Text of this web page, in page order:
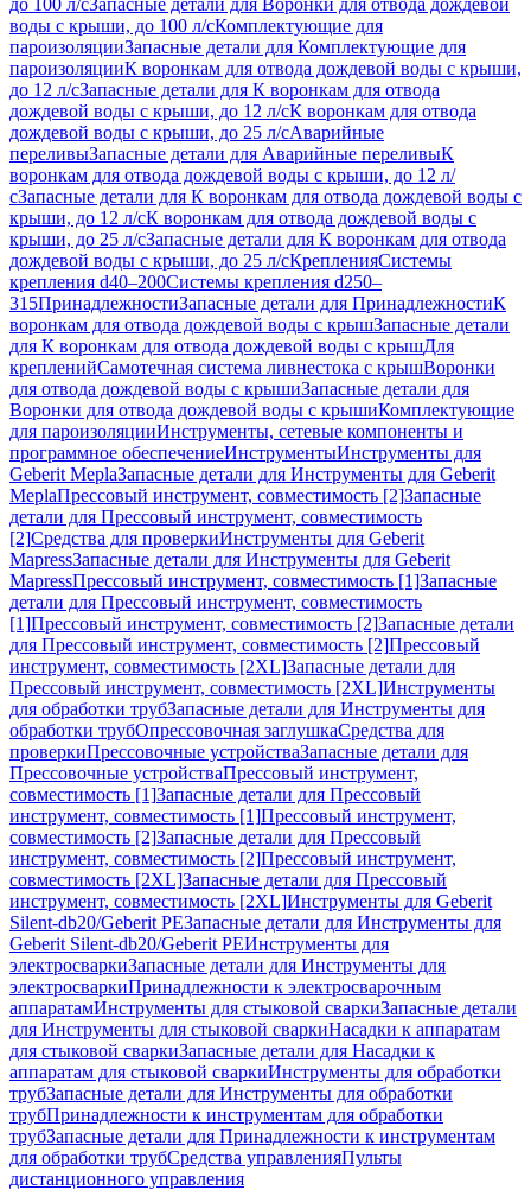
до 100 л/сЗапасные детали для Воронки для отвода дождевой
воды с крыши, до 100 л/сКомплектующие для
пароизоляцииЗапасные детали для Комплектующие для
пароизоляцииК воронкам для отвода дождевой воды с крыши,
до 12 л/сЗапасные детали для К воронкам для отвода
дождевой воды с крыши, до 12 л/сК воронкам для отвода
дождевой воды с крыши, до 25 л/сАварийные
переливыЗапасные детали для Аварийные переливыК
воронкам для отвода дождевой воды с крыши, до 12 л/
сЗапасные детали для К воронкам для отвода дождевой воды с
крыши, до 12 л/сК воронкам для отвода дождевой воды с
крыши, до 25 л/сЗапасные детали для К воронкам для отвода
дождевой воды с крыши, до 25 л/сКрепленияСистемы
крепления d40–200Системы крепления d250–
315ПринадлежностиЗапасные детали для ПринадлежностиК
воронкам для отвода дождевой воды с крышЗапасные детали
для К воронкам для отвода дождевой воды с крышДля
крепленийСамотечная система ливнестока с крышВоронки
для отвода дождевой воды с крышиЗапасные детали для
Воронки для отвода дождевой воды с крышиКомплектующие
для пароизоляцииИнструменты, сетевые компоненты и
программное обеспечениеИнструментыИнструменты для
Geberit MeplaЗапасные детали для Инструменты для Geberit
MeplaПрессовый инструмент, совместимость [2]Запасные
детали для Прессовый инструмент, совместимость
[2]Средства для проверкиИнструменты для Geberit
MapressЗапасные детали для Инструменты для Geberit
MapressПрессовый инструмент, совместимость [1]Запасные
детали для Прессовый инструмент, совместимость
[1]Прессовый инструмент, совместимость [2]Запасные детали
для Прессовый инструмент, совместимость [2]Прессовый
инструмент, совместимость [2XL]Запасные детали для
Прессовый инструмент, совместимость [2XL]Инструменты
для обработки трубЗапасные детали для Инструменты для
обработки трубОпрессовочная заглушкаСредства для
проверкиПрессовочные устройстваЗапасные детали для
Прессовочные устройстваПрессовый инструмент,
совместимость [1]Запасные детали для Прессовый
инструмент, совместимость [1]Прессовый инструмент,
совместимость [2]Запасные детали для Прессовый
инструмент, совместимость [2]Прессовый инструмент,
совместимость [2XL]Запасные детали для Прессовый
инструмент, совместимость [2XL]Инструменты для Geberit
Silent-db20/Geberit PEЗапасные детали для Инструменты для
Geberit Silent-db20/Geberit PEИнструменты для
электросваркиЗапасные детали для Инструменты для
электросваркиПринадлежности к электросварочным
аппаратамИнструменты для стыковой сваркиЗапасные детали
для Инструменты для стыковой сваркиНасадки к аппаратам
для стыковой сваркиЗапасные детали для Насадки к
аппаратам для стыковой сваркиИнструменты для обработки
трубЗапасные детали для Инструменты для обработки
трубПринадлежности к инструментам для обработки
трубЗапасные детали для Принадлежности к инструментам
для обработки трубСредства управленияПульты
дистанционного управления